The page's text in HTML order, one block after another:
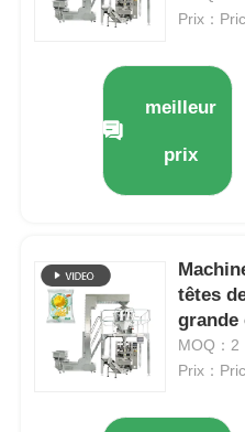
machine à emballer de
Machine à emballer
Machine à emballer
Machine d'emballage à
Prix：
meilleur
prix
têtes
grande
MOQ：2
Prix：